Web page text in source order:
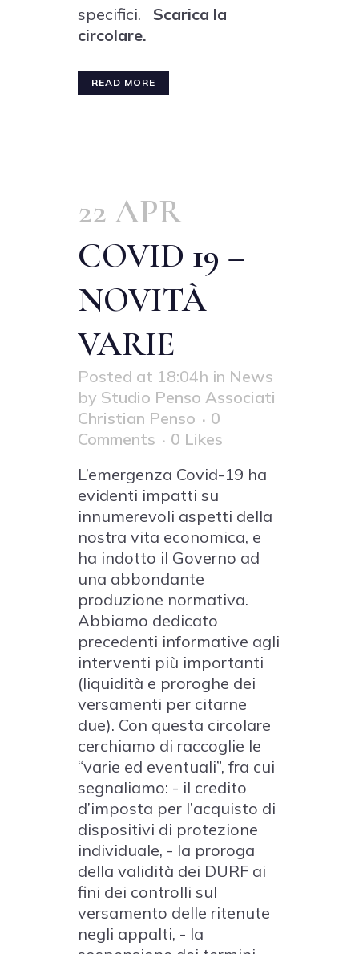
specifici. Scarica la
circolare.
READ MORE
22 APR
COVID 19 –
NOVITÀ
VARIE
Posted at 18:04h in News
by Studio Penso Associati
Christian Penso
0
Comments
0 Likes
L’emergenza Covid-19 ha
evidenti impatti su
innumerevoli aspetti della
nostra vita economica, e
ha indotto il Governo ad
una abbondante
produzione normativa.
Abbiamo dedicato
precedenti informative agli
interventi più importanti
(liquidità e proroghe dei
versamenti per citarne
due). Con questa circolare
cerchiamo di raccoglie le
“varie ed eventuali”, fra cui
segnaliamo: - il credito
d’imposta per l’acquisto di
dispositivi di protezione
individuale, - la proroga
della validità dei DURF ai
fini dei controlli sul
versamento delle ritenute
negli appalti, - la